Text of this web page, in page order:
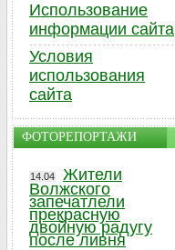
Использование
информации сайта
Условия
использования
сайта
ФОТОРЕПОРТАЖИ
14.04
Жители
Волжского
запечатлели
прекрасную
двойную радугу
после ливня